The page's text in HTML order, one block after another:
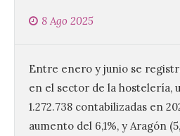
8 Ago 2025
Entre enero y junio se
en el sector de la hostelería,
1.272.738 contabilizadas en
aumento del 6,1%, y Aragón